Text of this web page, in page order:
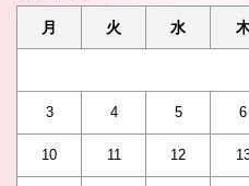
月 火 水
3 4 5 6
10 11 12